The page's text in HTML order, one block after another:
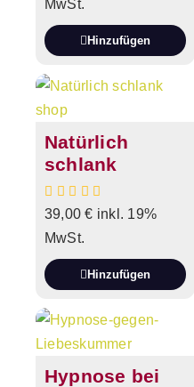
MwSt.
Hinzufügen
Natürlich
schlank
39,00€ inkl. 19%
MwSt.
Hinzufügen
Hypnose bei